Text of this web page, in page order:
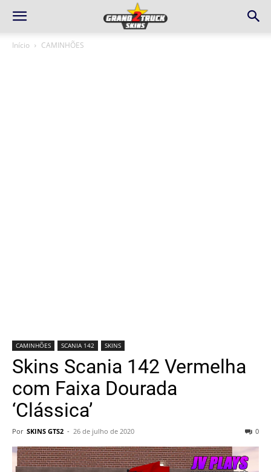
Início CAMINHÕES
CAMINHÕES SCANIA 142 SKINS
Skins Scania 142 Vermelha
com Faixa Dourada
‘Clássica’
Por SKINS GTS2 - 26 de julho de 2020 0